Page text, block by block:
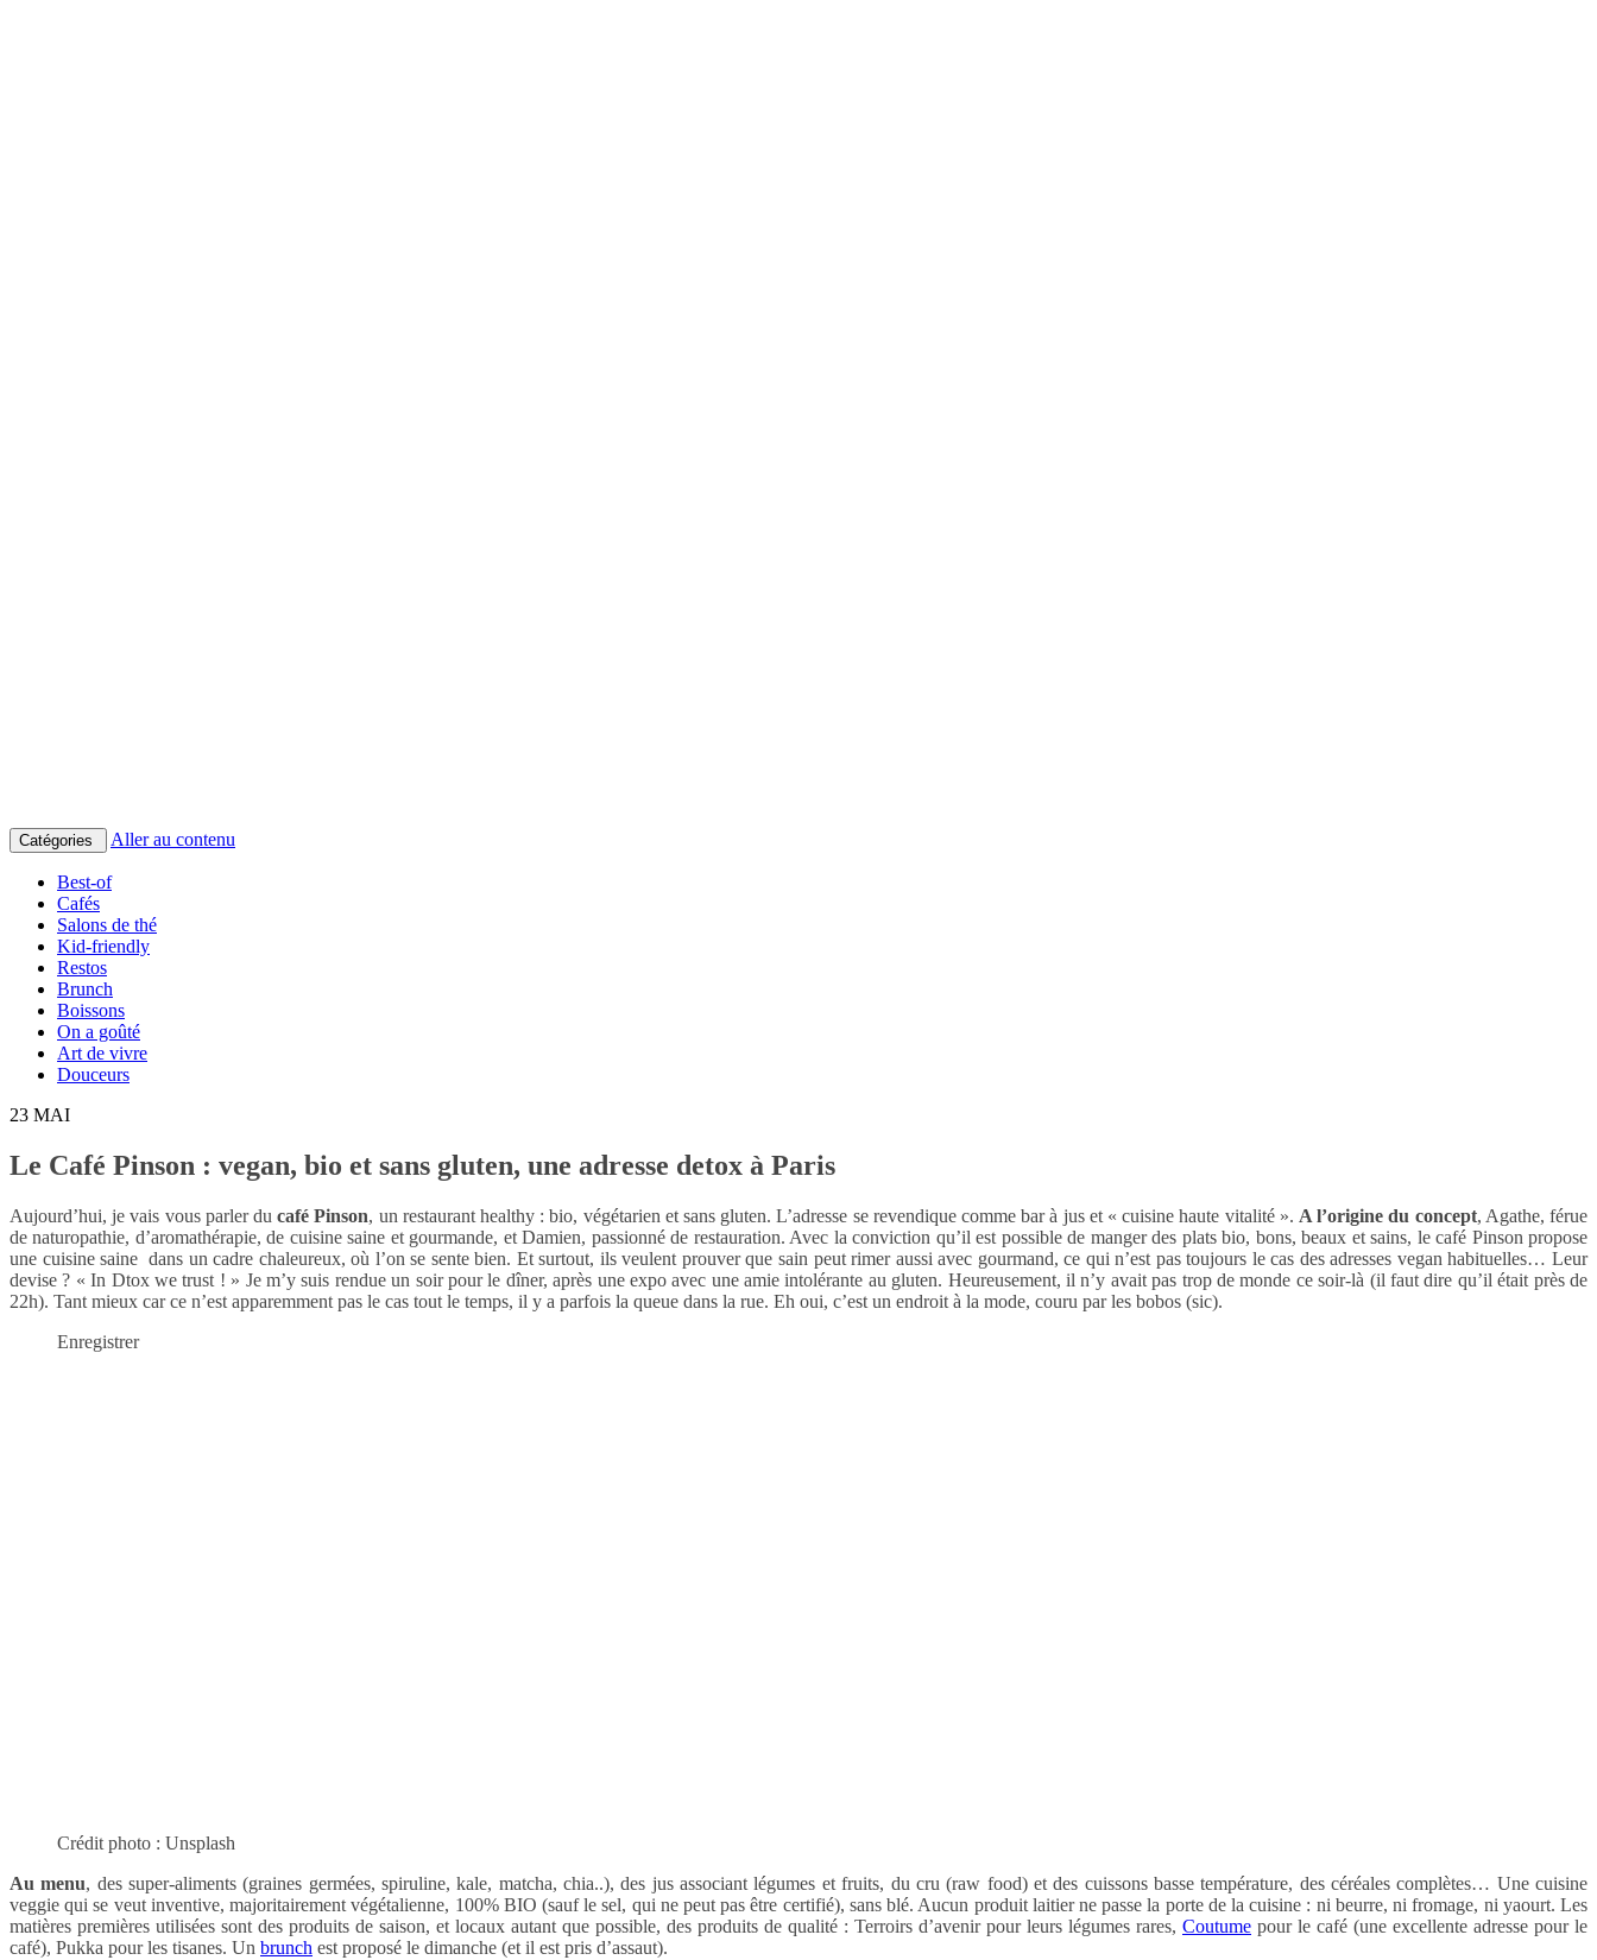
Catégories Aller au contenu
Best-of
Cafés
Salons de thé
Kid-friendly
Restos
Brunch
Boissons
On a goûté
Art de vivre
Douceurs
23 MAI
Le Café Pinson : vegan, bio et sans gluten, une adresse detox à Paris
Aujourd’hui, je vais vous parler ducafé Pinson, un restaurant healthy : bio, végétarien et sans gluten. L’adresse se revendique comme bar à jus et « cuisine haute vitalité ». A l’origine du concept, Agathe, férue
de naturopathie, d’aromathérapie, de cuisine saine et gourmande, et Damien, passionné de restauration. Avec la conviction qu’il est possible de manger des plats bio, bons, beaux et sains, le café Pinson propose
une cuisine saine dans un cadre chaleureux, où l’on se sente bien. Et surtout, ils veulent prouver que sain peut rimer aussi avec gourmand, ce qui n’est pas toujours le cas des adresses vegan habituelles… Leur
devise ? « In Dtox we trust ! » Je m’y suis rendue un soir pour le dîner, après une expo avec une amie intolérante au gluten. Heureusement, il n’y avait pas trop de monde ce soir-là (il faut dire qu’il était près de
22h). Tant mieux car ce n’est apparemment pas le cas tout le temps, il y a parfois la queue dans la rue. Eh oui, c’est un endroit à la mode, couru par les bobos (sic).
Enregistrer
Crédit photo : Unsplash
Au menu, des super-aliments (graines germées, spiruline, kale, matcha, chia..), des jus associant légumes et fruits, du cru (raw food) et des cuissons basse température, des céréales complètes… Une cuisine
veggie qui se veut inventive, majoritairement végétalienne, 100% BIO (sauf le sel, qui ne peut pas être certifié), sans blé. Aucun produit laitier ne passe la porte de la cuisine : ni beurre, ni fromage, ni yaourt. Les
matières premières utilisées sont des produits de saison, et locaux autant que possible, des produits de qualité : Terroirs d’avenir pour leurs légumes rares, Coutume pour le café (une excellente adresse pour le
café), Pukka pour les tisanes. Un brunch est proposé le dimanche (et il est pris d’assaut).